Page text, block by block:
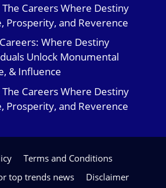
Careers Where Destiny
Prosperity, and Reverence
Where Destiny
Unlock Monumental
& Influence
Careers Where Destiny
Prosperity, and Reverence
Terms and Conditions
top trends news
Disclaimer